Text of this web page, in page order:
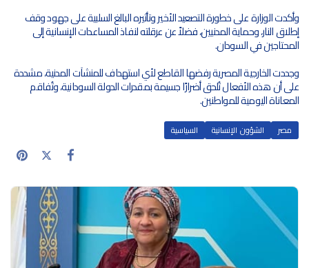
وأكدت الوزارة على خطورة التصعيد الأخير وتأثيره البالغ السلبية على جهود وقف
إطلاق النار، وحماية المدنيين، فضلاً عن عرقلته لنفاذ المساعدات الإنسانية إلى
المحتاجين في السودان.
وجددت الخارجية المصرية رفضها القاطع لأي استهداف للمنشآت المدنية، مشددة
على أن هذه الأفعال تُلحق أضرارًا جسيمة بمقدرات الدولة السودانية، وتُفاقم
المعاناة اليومية للمواطنين.
مصر الشؤون الإنسانية السياسية